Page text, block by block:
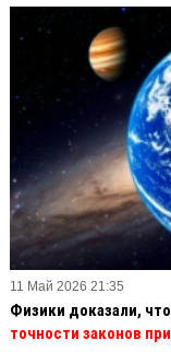
11 Май 2026 21:35
Физики доказали,
точности законов